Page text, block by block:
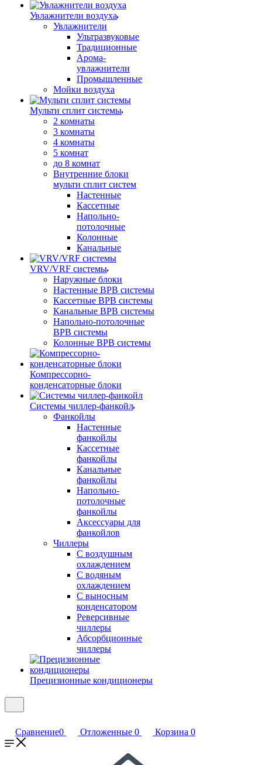
Увлажнители воздуха
Увлажнители
Ультразвуковые
Традиционные
Арома-
увлажнители
Промышленные
Мойки воздуха
Мульти сплит системы
2 комнаты
3 комнаты
4 комнаты
5 комнат
до 8 комнат
Внутренние блоки
мульти сплит систем
Настенные
Кассетные
Напольно-
потолочные
Колонные
Канальные
VRV/VRF системы
Наружные блоки
Настенные ВРВ системы
Кассетные ВРВ системы
Канальные ВРВ системы
Напольно-потолочные
ВРВ системы
Колонные ВРВ системы
Компрессорно-
конденсаторные блоки
Системы чиллер-фанкойл
Фанкойлы
Настенные
фанкойлы
Кассетные
фанкойлы
Канальные
фанкойлы
Напольно-
потолочные
фанкойлы
Аксессуары для
фанкойлов
Чиллеры
С воздушным
охлаждением
С водяным
охлаждением
С выносным
конденсатором
Реверсивные
чиллеры
Абсорбционные
чиллеры
Прецизионные кондиционеры
Сравнение0 Отложенные 0 Корзина 0